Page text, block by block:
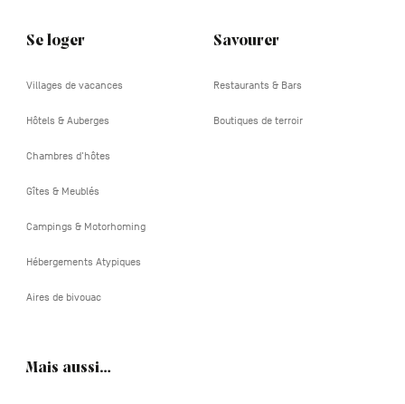
Se loger
Villages de vacances
Hôtels & Auberges
Chambres d'hôtes
Gîtes & Meublés
Campings & Motorhoming
Hébergements Atypiques
Aires de bivouac
Savourer
Restaurants & Bars
Boutiques de terroir
Mais aussi…